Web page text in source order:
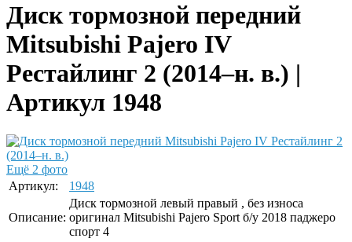
Диск тормозной передний
Mitsubishi Pajero IV
Рестайлинг 2 (2014–н. в.) |
Артикул 1948
Ещё 2 фото
Артикул:
1948
Описание:
Диск тормозной левый правый , без износа
оригинал Mitsubishi Pajero Sport б/у 2018 паджеро
спорт 4